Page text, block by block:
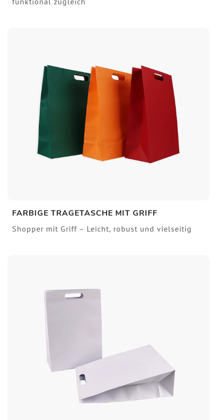
funktional zugleich
FARBIGE TRAGETASCHE MIT GRIFF
Shopper mit Griff – Leicht, robust und vielseitig